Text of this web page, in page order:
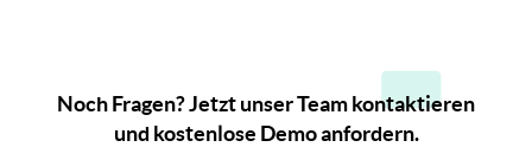
Noch Fragen? Jetzt unser Team kontaktieren
und kostenlose Demo anfordern.